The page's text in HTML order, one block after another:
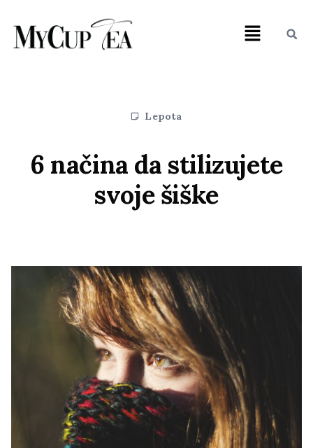
Lepota
6 načina da stilizujete
svoje šiške